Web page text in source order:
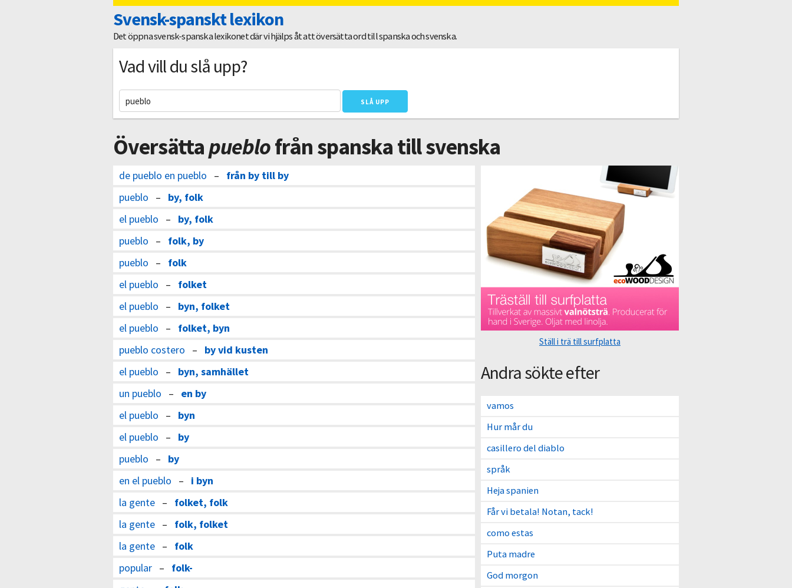
Svensk-spanskt lexikon
Det öppna svensk-spanska lexikonet där vi hjälps åt att översätta ord till spanska och svenska.
Vad vill du slå upp?
Översättapueblofrån spanska till svenska
Ställ i trä till surfplatta
Andra sökte efter
vamos
Hur mår du
casillero del diablo
språk
Heja spanien
Får vi betala! Notan, tack!
como estas
Puta madre
God morgon
de pueblo en pueblo – från by till by
pueblo – by, folk
el pueblo – by, folk
pueblo – folk, by
pueblo – folk
el pueblo – folket
el pueblo – byn, folket
el pueblo – folket, byn
pueblo costero – by vid kusten
el pueblo – byn, samhället
un pueblo – en by
el pueblo – byn
el pueblo – by
pueblo – by
en el pueblo – i byn
la gente – folket, folk
la gente – folk, folket
la gente – folk
popular – folk-